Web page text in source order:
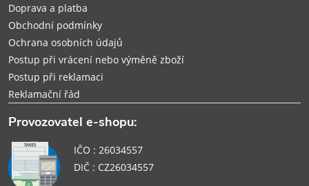
Doprava a platba
Obchodní podmínky
Ochrana osobních údajů
Postup při vrácení nebo výměně zboží
Postup při reklamaci
Reklamační řád
Provozovatel e-shopu:
IČO : 26034557
DIČ : CZ26034557